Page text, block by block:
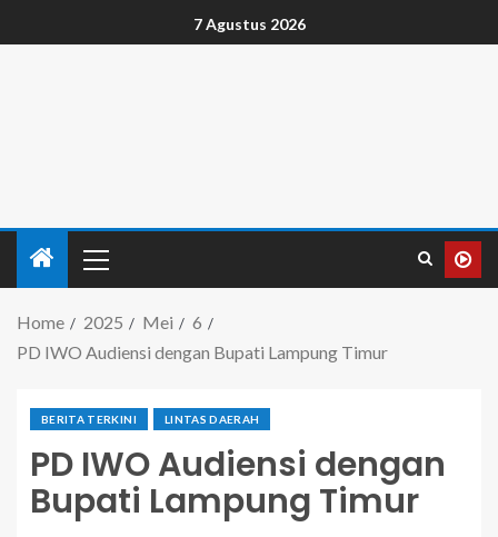
7 Agustus 2026
Home 2025 Mei
6
PD IWO Audiensi dengan Bupati Lampung Timur
BERITA TERKINI LINTAS DAERAH
PD IWO Audiensi dengan
Bupati Lampung Timur